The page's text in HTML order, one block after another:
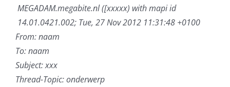
MEGADAM.megabite.nl ([xxxxx) with mapi id
14.01.0421.002; Tue, 27 Nov 2012 11:31:48 +0100
From: naam
To: naam
Subject: xxx
Thread-Topic: onderwerp